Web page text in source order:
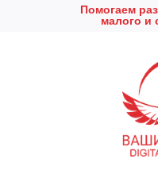
Помогаем
малого и